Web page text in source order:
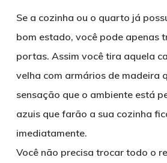
Se a cozinha ou o quarto já
bom estado, você pode apenas
portas. Assim você tira aquela
velha com armários de madeira
sensação que o ambiente está
azuis que farão a sua cozinha
imediatamente.
Você não precisa trocar todo o